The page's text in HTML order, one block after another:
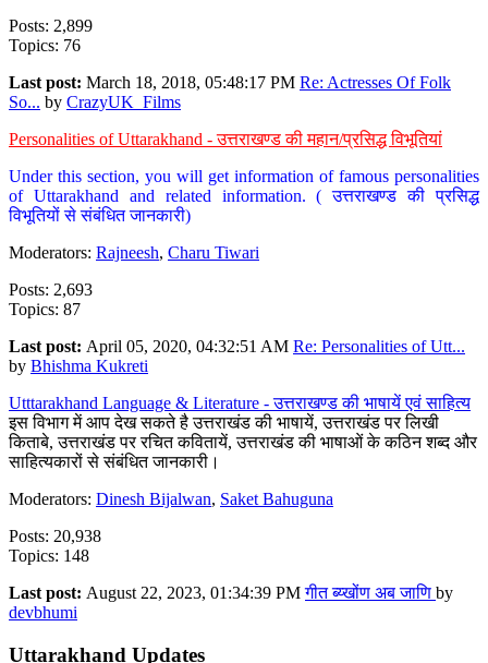
Posts: 2,899
Topics: 76
Last post: March 18, 2018, 05:48:17 PM Re: Actresses Of Folk
So... by CrazyUK_Films
Personalities of Uttarakhand - उत्तराखण्ड की महान/प्रसिद्ध विभूतियां
Under this section, you will get information of famous personalities
of Uttarakhand and related information. ( उत्तराखण्ड की प्रसिद्ध
विभूतियों से संबंधित जानकारी)
Moderators: Rajneesh, Charu Tiwari
Posts: 2,693
Topics: 87
Last post: April 05, 2020, 04:32:51 AM Re: Personalities of Utt...
by Bhishma Kukreti
Utttarakhand Language & Literature - उत्तराखण्ड की भाषायें एवं साहित्य
इस विभाग में आप देख सकते है उत्तराखंड की भाषायें, उत्तराखंड पर लिखी
किताबे, उत्तराखंड पर रचित कवितायें, उत्तराखंड की भाषाओं के कठिन शब्द और
साहित्यकारों से संबंधित जानकारी।
Moderators: Dinesh Bijalwan, Saket Bahuguna
Posts: 20,938
Topics: 148
Last post: August 22, 2023, 01:34:39 PMगीत ब्य्खोंण अब जाणि by
devbhumi
Uttarakhand Updates